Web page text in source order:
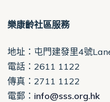
樂康齡社區服務
地址：屯門建發里4號
電話 ：2611 1122
傳真：2711 1122
電郵 ： info@sss.org.hk